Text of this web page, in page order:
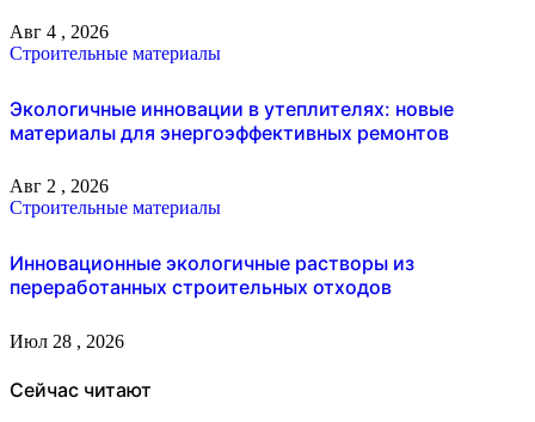
Авг 4 , 2026
Строительные материалы
Экологичные инновации в утеплителях: новые
материалы для энергоэффективных ремонтов
Авг 2 , 2026
Строительные материалы
Инновационные экологичные растворы из
переработанных строительных отходов
Июл 28 , 2026
Сейчас читают